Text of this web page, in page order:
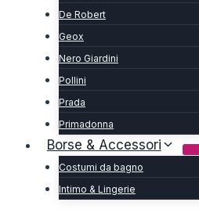
De Robert
Geox
Nero Giardini
Pollini
Prada
Primadonna
Borse & Accessori
Costumi da bagno
Intimo & Lingerie